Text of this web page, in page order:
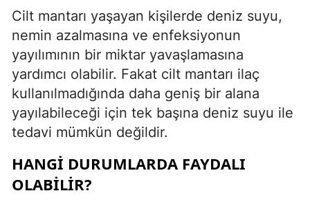
Cilt mantarı yaşayan kişilerde deniz suyu,
nemin azalmasına ve enfeksiyonun
yayılımının bir miktar yavaşlamasına
yardımcı olabilir. Fakat cilt mantarı ilaç
kullanılmadığında daha geniş bir alana
yayılabileceği için tek başına deniz suyu ile
tedavi mümkün değildir.
HANGI DURUMLARDA FAYDALI
OLABILIR?